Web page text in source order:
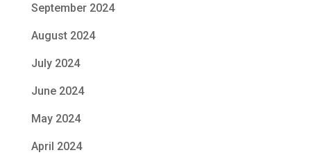
September 2024
August 2024
July 2024
June 2024
May 2024
April 2024